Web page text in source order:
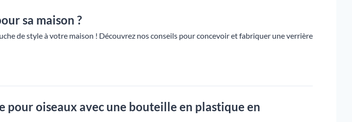
sa maison ?
de style à votre maison ! Découvrez nos conseils pour concevoir et fabriquer une verrière
pour oiseaux avec une bouteille en plastique en